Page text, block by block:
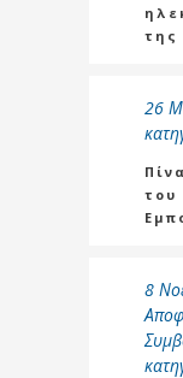
της
26
του
8